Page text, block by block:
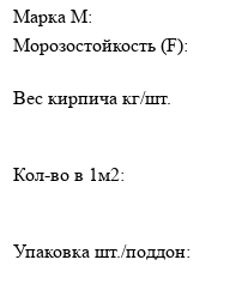
Марка М:
Морозостойкость (F):
Вес кирпича кг/шт.
Кол-во в 1м2:
Упаковка шт./поддон: